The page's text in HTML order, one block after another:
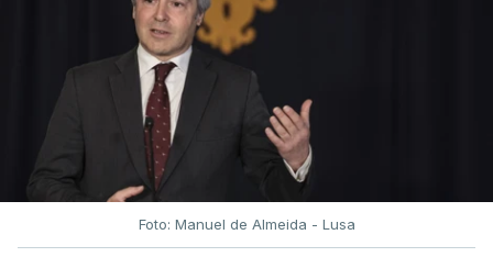
Foto: Manuel de Almeida - Lusa